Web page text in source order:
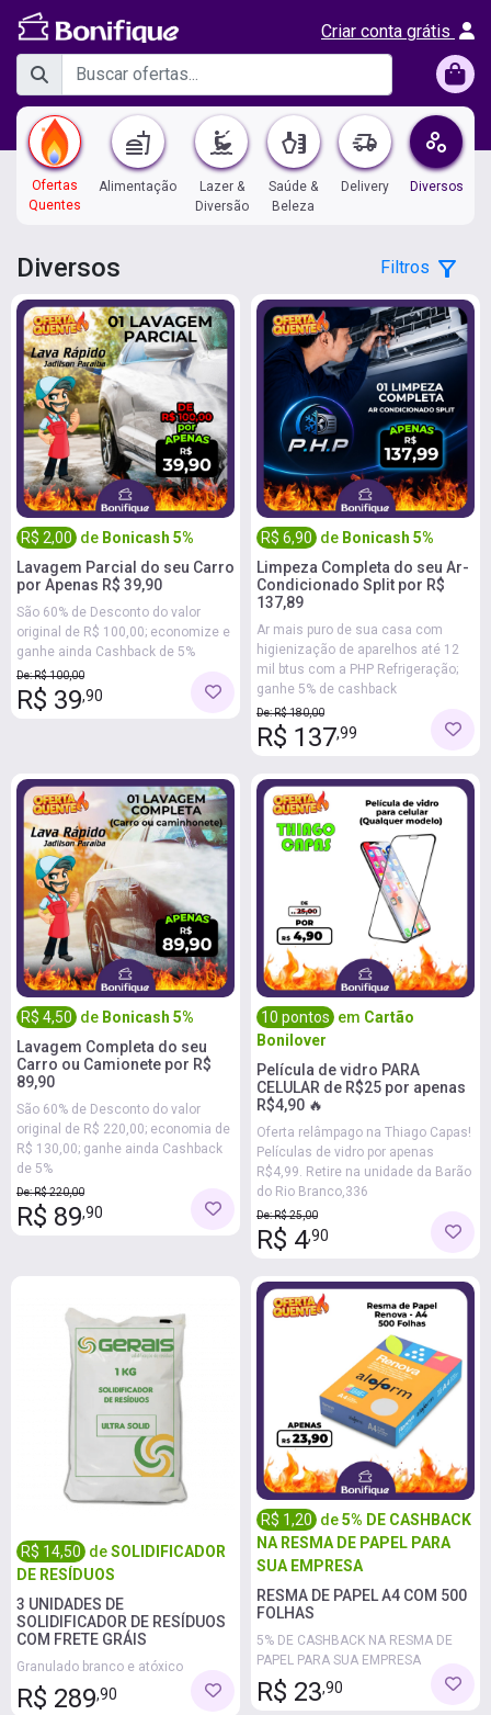
Criar conta grátis
Ofertas
Quentes
fastfood
Alimentação
kitesurfing
Lazer &
Diversão
health_and_beauty
Saúde &
Beleza
delivery_truck_speed
Delivery
scatter_plot
Diversos
Diversos Filtros filter_alt
R$ 2,00 de Bonicash 5%
Lavagem Parcial do seu Carro
por Apenas R$ 39,90
São 60% de Desconto do valor
original de R$ 100,00; economize e
ganhe ainda Cashback de 5%
De: R$ 100,00
R$ 39,90
R$ 6,90 de Bonicash 5%
Limpeza Completa do seu Ar-
Condicionado Split por R$
137,89
Ar mais puro de sua casa com
higienização de aparelhos até 12
mil btus com a PHP Refrigeração;
ganhe 5% de cashback
De: R$ 180,00
R$ 137,99
R$ 4,50 de Bonicash 5%
Lavagem Completa do seu
Carro ou Camionete por R$
89,90
São 60% de Desconto do valor
original de R$ 220,00; economia de
R$ 130,00; ganhe ainda Cashback
de 5%
De: R$ 220,00
R$ 89,90
10 pontos em Cartão
Bonilover
Película de vidro PARA
CELULAR de R$25 por apenas
R$4,90 🔥
Oferta relâmpago na Thiago Capas!
Películas de vidro por apenas
R$4,99. Retire na unidade da Barão
do Rio Branco,336
De: R$ 25,00
R$ 4,90
R$ 14,50 deSOLIDIFICADOR
DE RESÍDUOS
3 UNIDADES DE
SOLIDIFICADOR DE RESÍDUOS
COM FRETE GRÁIS
Granulado branco e atóxico
R$ 289,90
R$ 1,20 de5% DE CASHBACK
NA RESMA DE PAPEL PARA
SUA EMPRESA
RESMA DE PAPEL A4 COM 500
FOLHAS
5% DE CASHBACK NA RESMA DE
PAPEL PARA SUA EMPRESA
R$ 23,90